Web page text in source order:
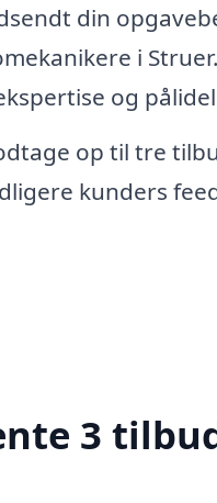
din
i
og
op til tre
kunders
3